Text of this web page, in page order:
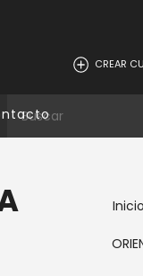
CREAR
Inicio